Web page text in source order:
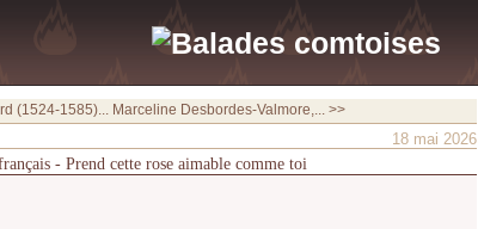
(1524-1585)... Marceline Desbordes-Valmore,... >>
18 mai 2026
- Prend cette rose aimable comme toi